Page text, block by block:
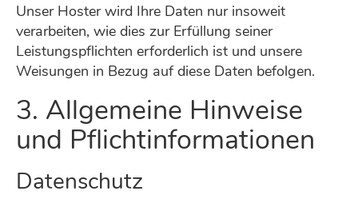
Unser Hoster wird Ihre Daten nur insoweit
verarbeiten, wie dies zur Erfüllung seiner
Leistungspflichten erforderlich ist und unsere
Weisungen in Bezug auf diese Daten befolgen.
3. Allgemeine Hinweise
und Pflichtinformationen
Datenschutz